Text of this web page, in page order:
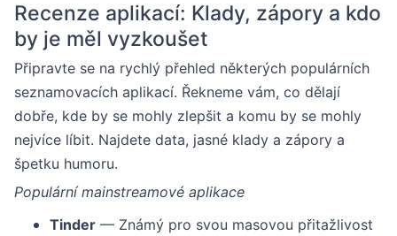
Recenze aplikací: Klady, zápory a kdo
by je měl vyzkoušet
Připravte se na rychlý přehled některých populárních
seznamovacích aplikací. Řekneme vám, co dělají
dobře, kde by se mohly zlepšit a komu by se mohly
nejvíce líbit. Najdete data, jasné klady a zápory a
špetku humoru.
Populární mainstreamové aplikace
Tinder — Známý pro svou masovou přitažlivost